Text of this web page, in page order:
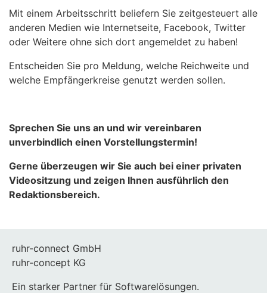
Mit einem Arbeitsschritt beliefern Sie zeitgesteuert alle
anderen Medien wie Internetseite, Facebook, Twitter
oder Weitere ohne sich dort angemeldet zu haben!
Entscheiden Sie pro Meldung, welche Reichweite und
welche Empfängerkreise genutzt werden sollen.
Sprechen Sie uns an und wir vereinbaren
unverbindlich einen Vorstellungstermin!
Gerne überzeugen wir Sie auch bei einer privaten
Videositzung und zeigen Ihnen ausführlich den
Redaktionsbereich.
ruhr-connect GmbH
ruhr-concept KG
Ein starker Partner für Softwarelösungen.